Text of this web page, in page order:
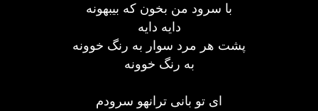
با سرود من بخون که بیبهونه
دایه دایه
پشت هر مرد سوار به رنگ خوونه
به رنگ خوونه
ای تو بانی ترانهو سرودم